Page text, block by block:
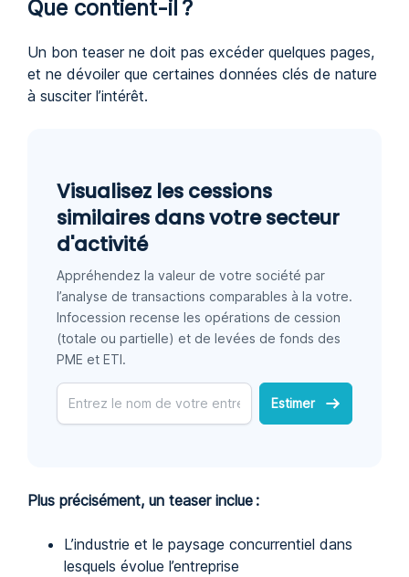
Que contient-il ?
Un bon teaser ne doit pas excéder quelques pages,
et ne dévoiler que certaines données clés de nature
à susciter l’intérêt.
Visualisez les cessions
similaires dans votre secteur
d'activité
Appréhendez la valeur de votre société par
l’analyse de transactions comparables à la votre.
Infocession recense les opérations de cession
(totale ou partielle) et de levées de fonds des
PME et ETI.
Estimer
Plus précisément, un teaser inclue :
L’industrie et le paysage concurrentiel dans
lesquels évolue l’entreprise